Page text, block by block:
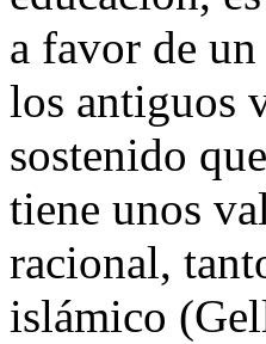
a favor de
los antiguos
sostenido
tiene unos
racional,
islámico